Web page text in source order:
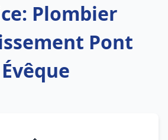
Plombier
Pont
Évêque